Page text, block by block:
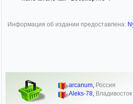
Информация об издании предоставлена:
arcanum, Россия
Aleks-78, Владивосток